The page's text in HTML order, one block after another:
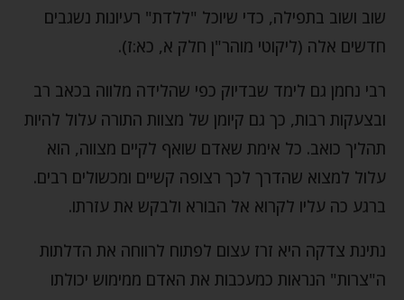
שוב ושוב בתפילה, כדי שיוכל "ללדת" רעיונות נשגבים
חדשים אלה (ליקוטי מוהר"ן חלק א, כא:ז).
רבי נחמן גם לימד שבדיוק כפי שהלידה מלווה בכאב רב
ובצעקות רבות, כך גם קיומן של מצוות התורה עלול להיות
תהליך כואב. כל אימת שאדם שואף לקיים מצווה, הוא
עלול למצוא שהדרך לכך רצופה קשיים ומכשולים רבים.
ברגע כה עליו לקרוא אל הבורא ולבקש את עזרתו.
נתינת צדקה היא זרז עצום לפתוח לרווחה את הדלתות
ה"צרות" הנראות כמעכבות את האדם ממימוש יכולתו